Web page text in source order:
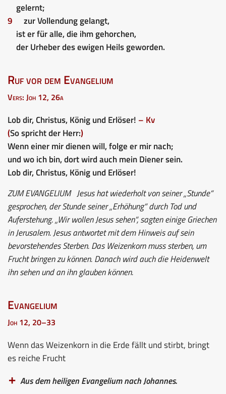
gelernt;
9
zur Vollendung gelangt,
ist er für alle, die ihm gehorchen,
der Urheber des ewigen Heils geworden.
Ruf vor dem Evangelium
Vers: Joh 12, 26a
Lob dir, Christus, König und Erlöser! – Kv
(So spricht der Herr:)
Wenn einer mir dienen will, folge er mir nach;
und wo ich bin, dort wird auch mein Diener sein.
Lob dir, Christus, König und Erlöser!
ZUM EVANGELIUMJesus hat wiederholt von seiner „Stunde“
gesprochen, der Stunde seiner „Erhöhung“ durch Tod und
Auferstehung. „Wir wollen Jesus sehen“, sagten einige Griechen
in Jerusalem. Jesus antwortet mit dem Hinweis auf sein
bevorstehendes Sterben. Das Weizenkorn muss sterben, um
Frucht bringen zu können. Danach wird auch die Heidenwelt
ihn sehen und an ihn glauben können.
Evangelium
Joh 12, 20–33
Wenn das Weizenkorn in die Erde fällt und stirbt, bringt
es reiche Frucht
Aus dem heiligen Evangelium nach Johannes.